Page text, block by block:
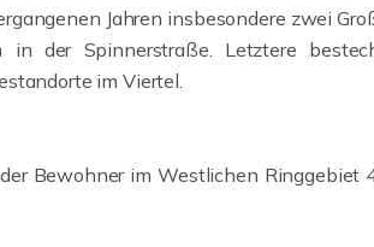
Jahren insbesondere zwei
in der Spinnerstraße. Letztere
im Viertel.
Bewohner im Westlichen Ringgebiet